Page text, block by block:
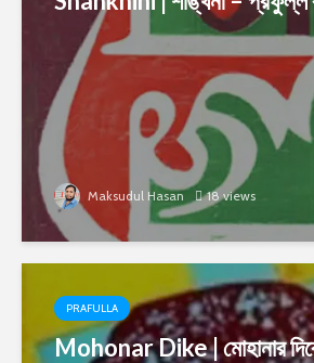
Maksudul Hasan 18 views
PRAFULLA
Mohonar Dike | মোহানার